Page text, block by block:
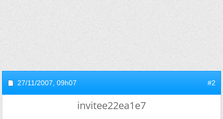
27/11/2007, 09h07 #2
invitee22ea1e7